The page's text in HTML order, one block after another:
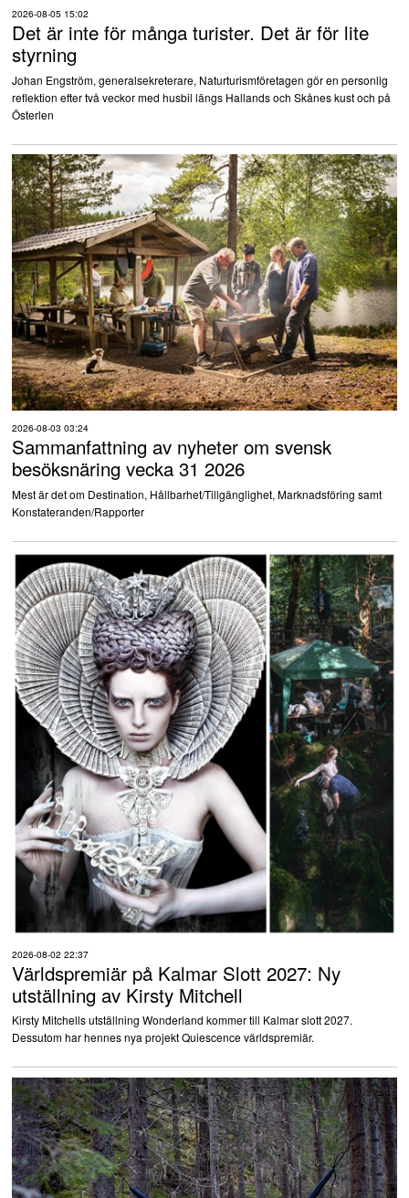
2026-08-05 15:02
Det är inte för många turister. Det är för lite
styrning
Johan Engström, generalsekreterare, Naturturismföretagen gör en personlig
reflektion efter två veckor med husbil längs Hallands och Skånes kust och på
Österlen
2026-08-03 03:24
Sammanfattning av nyheter om svensk
besöksnäring vecka 31 2026
Mest är det om Destination, Hållbarhet/Tillgänglighet, Marknadsföring samt
Konstateranden/Rapporter
2026-08-02 22:37
Världspremiär på Kalmar Slott 2027: Ny
utställning av Kirsty Mitchell
Kirsty Mitchells utställning Wonderland kommer till Kalmar slott 2027.
Dessutom har hennes nya projekt Quiescence världspremiär.